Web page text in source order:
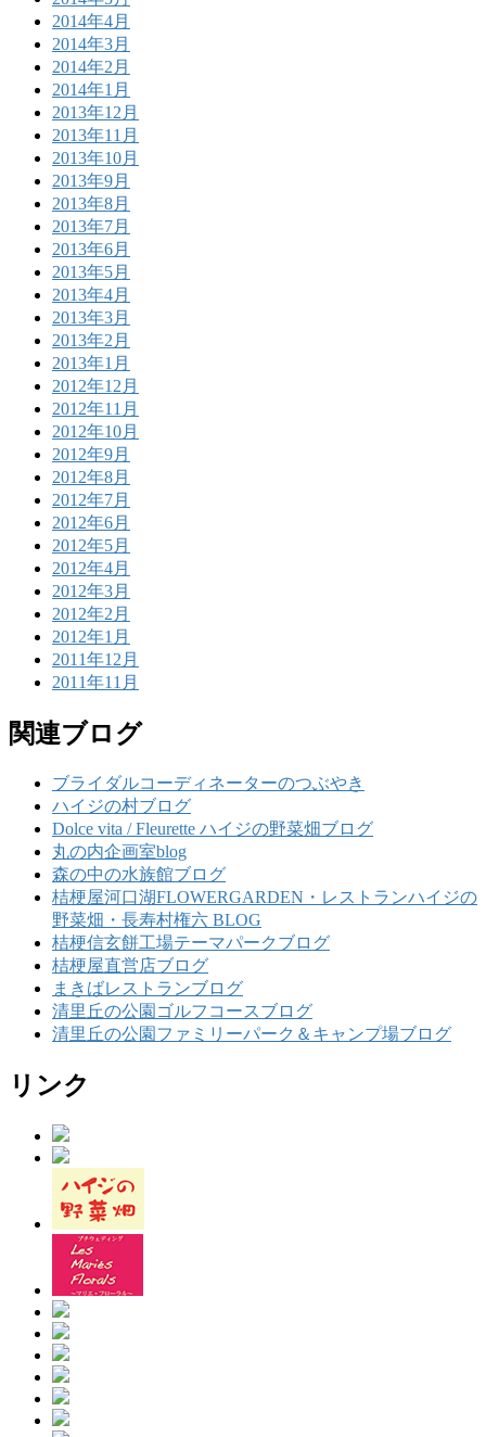
2014年4月
2014年3月
2014年2月
2014年1月
2013年12月
2013年11月
2013年10月
2013年9月
2013年8月
2013年7月
2013年6月
2013年5月
2013年4月
2013年3月
2013年2月
2013年1月
2012年12月
2012年11月
2012年10月
2012年9月
2012年8月
2012年7月
2012年6月
2012年5月
2012年4月
2012年3月
2012年2月
2012年1月
2011年12月
2011年11月
関連ブログ
ブライダルコーディネーターのつぶやき
ハイジの村ブログ
Dolce vita / Fleurette ハイジの野菜畑ブログ
丸の内企画室blog
森の中の水族館ブログ
桔梗屋河口湖FLOWERGARDEN・レストランハイジの
野菜畑・長寿村権六 BLOG
桔梗信玄餅工場テーマパークブログ
桔梗屋直営店ブログ
まきばレストランブログ
清里丘の公園ゴルフコースブログ
清里丘の公園ファミリーパーク＆キャンプ場ブログ
リンク